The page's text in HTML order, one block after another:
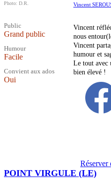
Photo: D.R.
Public
Grand public
Humour
Facile
Convient aux ados
Oui
Vincent
Vincent
nous
Vincent
humour et
Le tout avec
bien élevé !
Réserver
POINT VIRGULE (LE)